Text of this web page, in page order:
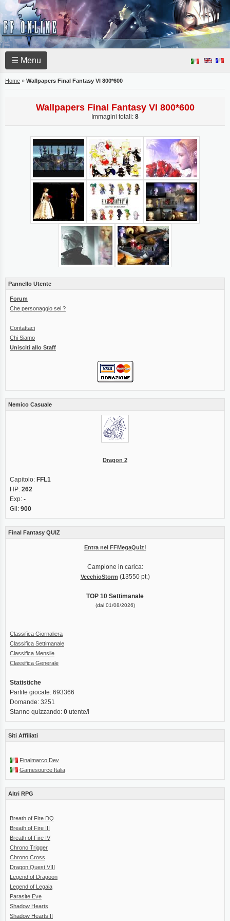
☰ Menu
Home » Wallpapers Final Fantasy VI 800*600
Wallpapers Final Fantasy VI 800*600
Immagini totali: 8
Pannello Utente
Forum
Che personaggio sei ?
Contattaci
Chi Siamo
Unisciti allo Staff
Nemico Casuale
Dragon 2
Capitolo: FFL1
HP: 262
Exp: -
Gil: 900
Final Fantasy QUIZ
Entra nel FFMegaQuiz!
Campione in carica:
VecchioStorm (13550 pt.)
TOP 10 Settimanale
(dal 01/08/2026)
Classifica Giornaliera
Classifica Settimanale
Classifica Mensile
Classifica Generale
Statistiche
Partite giocate: 693366
Domande: 3251
Stanno quizzando: 0 utente/i
Siti Affiliati
Finalmarco Dev
Gamesource Italia
Altri RPG
Breath of Fire DQ
Breath of Fire III
Breath of Fire IV
Chrono Trigger
Chrono Cross
Dragon Quest VIII
Legend of Dragoon
Legend of Legaia
Parasite Eve
Shadow Hearts
Shadow Hearts II